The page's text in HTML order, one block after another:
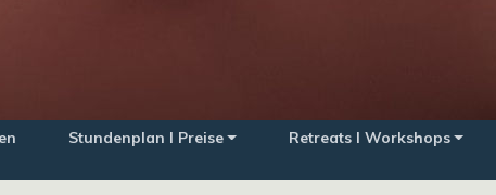
Stundenplan I Preise Retreats I Workshops